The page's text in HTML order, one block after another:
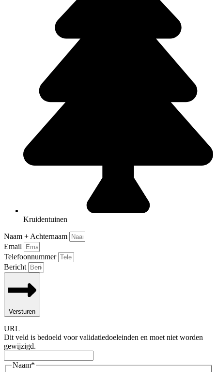
Kruidentuinen
Naam + Achternaam
Email
Telefoonnummer
Bericht
Versturen
URL
Dit veld is bedoeld voor validatiedoeleinden en moet niet worden
gewijzigd.
Naam*